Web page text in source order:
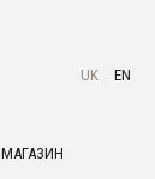
МАГАЗИН
UK EN